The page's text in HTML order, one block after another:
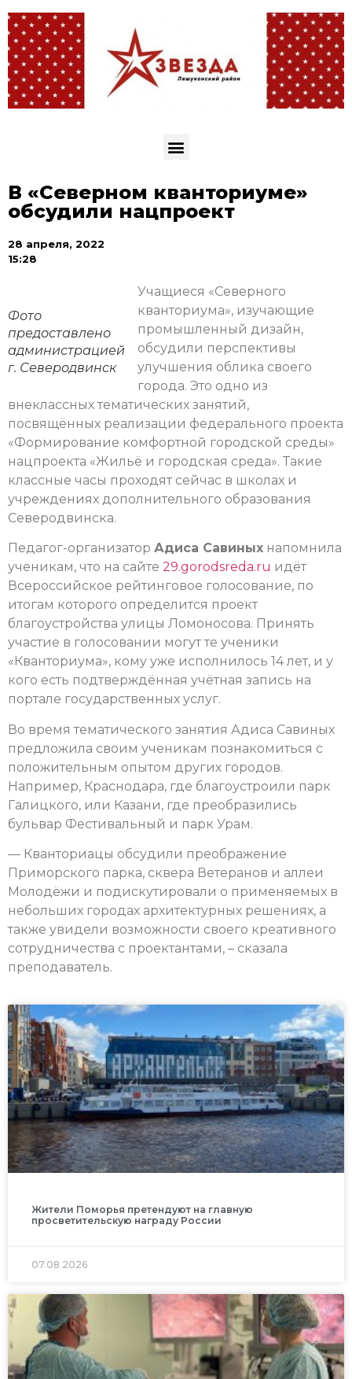
В «Северном кванториуме»
обсудили нацпроект
28 апреля, 2022
15:28
Фото
предоставлено
администрацией
г. Северодвинск
Учащиеся «Северного
кванториума», изучающие
промышленный дизайн,
обсудили перспективы
улучшения облика своего
города. Это одно из
внеклассных тематических занятий,
посвящённых реализации федерального проекта
«Формирование комфортной городской среды»
нацпроекта «Жильё и городская среда». Такие
классные часы проходят сейчас в школах и
учреждениях дополнительного образования
Северодвинска.
Педагог-организатор Адиса Савиных напомнила
ученикам, что на сайте 29.gorodsreda.ru идёт
Всероссийское рейтинговое голосование, по
итогам которого определится проект
благоустройства улицы Ломоносова. Принять
участие в голосовании могут те ученики
«Кванториума», кому уже исполнилось 14 лет, и у
кого есть подтверждённая учётная запись на
портале государственных услуг.
Во время тематического занятия Адиса Савиных
предложила своим ученикам познакомиться с
положительным опытом других городов.
Например, Краснодара, где благоустроили парк
Галицкого, или Казани, где преобразились
бульвар Фестивальный и парк Урам.
— Кванториацы обсудили преображение
Приморского парка, сквера Ветеранов и аллеи
Молодёжи и подискутировали о применяемых в
небольших городах архитектурных решениях, а
также увидели возможности своего креативного
сотрудничества с проектантами, – сказала
преподаватель.
Жители Поморья претендуют на главную
просветительскую награду России
07.08.2026